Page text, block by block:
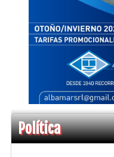
Política